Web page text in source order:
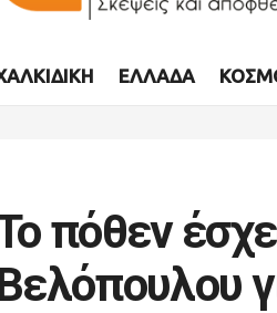
ΕΛΛΆΔΑ
πόθεν